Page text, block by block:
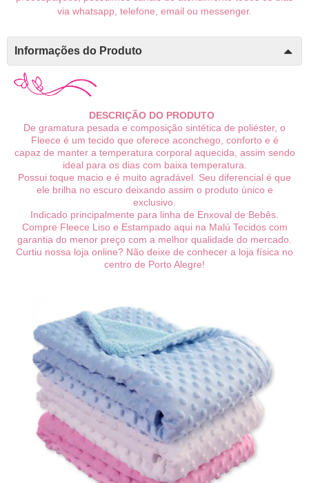
via whatsapp, telefone, email ou messenger.
Informações do Produto
DESCRIÇÃO DO PRODUTO
De gramatura pesada e composição sintética de poliéster, o
Fleece é um tecido que oferece aconchego, conforto e é
capaz de manter a temperatura corporal aquecida, assim sendo
ideal para os dias com baixa temperatura.
Possui toque macio e é muito agradável. Seu diferencial é que
ele brilha no escuro deixando assim o produto único e
exclusivo.
Indicado principalmente para linha de Enxoval de Bebês.
Compre Fleece Liso e Estampado aqui na Malú Tecidos com
garantia do menor preço com a melhor qualidade do mercado.
Curtiu nossa loja online? Não deixe de conhecer a loja física no
centro de Porto Alegre!